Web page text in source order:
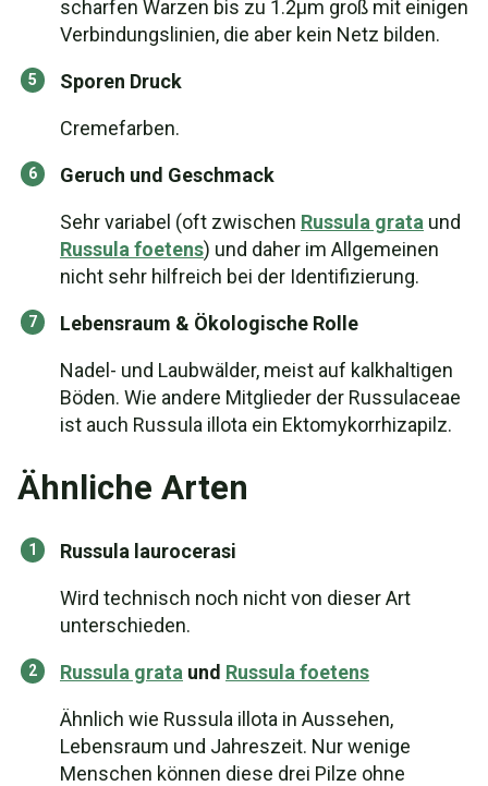
scharfen Warzen bis zu 1.2µm groß mit einigen
Verbindungslinien, die aber kein Netz bilden.
Sporen Druck
Cremefarben.
Geruch und Geschmack
Sehr variabel (oft zwischen Russula grata und
Russula foetens) und daher im Allgemeinen
nicht sehr hilfreich bei der Identifizierung.
Lebensraum & Ökologische Rolle
Nadel- und Laubwälder, meist auf kalkhaltigen
Böden. Wie andere Mitglieder der Russulaceae
ist auch Russula illota ein Ektomykorrhizapilz.
Ähnliche Arten
Russula laurocerasi
Wird technisch noch nicht von dieser Art
unterschieden.
Russula grata und Russula foetens
Ähnlich wie Russula illota in Aussehen,
Lebensraum und Jahreszeit. Nur wenige
Menschen können diese drei Pilze ohne